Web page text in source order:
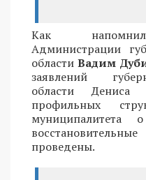
Как напомнил
Администрации
областиВадим
заявлений
области
профильных
проведены.